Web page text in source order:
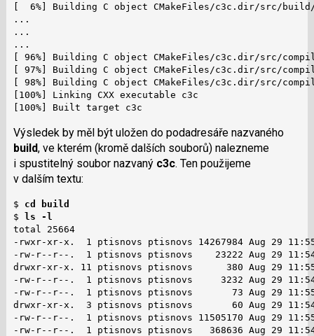
[  6%] Building C object CMakeFiles/c3c.dir/src/
...
...
...
[ 96%] Building C object CMakeFiles/c3c.dir/src/
[ 97%] Building C object CMakeFiles/c3c.dir/src/
[ 98%] Building C object CMakeFiles/c3c.dir/src/
[100%] Linking CXX executable c3c
[100%] Built target c3c
Výsledek by měl být uložen do podadresáře nazvaného
build, ve kterém (kromě dalších souborů) nalezneme
i spustitelný soubor nazvaný c3c. Ten použijeme
v dalším textu:
$ cd build
$ ls -l
total 25664
-rwxr-xr-x.  1 ptisnovs ptisnovs 14267984 Aug 29
-rw-r--r--.  1 ptisnovs ptisnovs    23222 Aug 29 11:54
drwxr-xr-x. 11 ptisnovs ptisnovs      380 Aug 29 11:55
-rw-r--r--.  1 ptisnovs ptisnovs     3232 Aug 29 11:54
-rw-r--r--.  1 ptisnovs ptisnovs       73 Aug 29
drwxr-xr-x.  3 ptisnovs ptisnovs       60 Aug 29
-rw-r--r--.  1 ptisnovs ptisnovs 11505170 Aug 29
-rw-r--r--.  1 ptisnovs ptisnovs   368636 Aug 29